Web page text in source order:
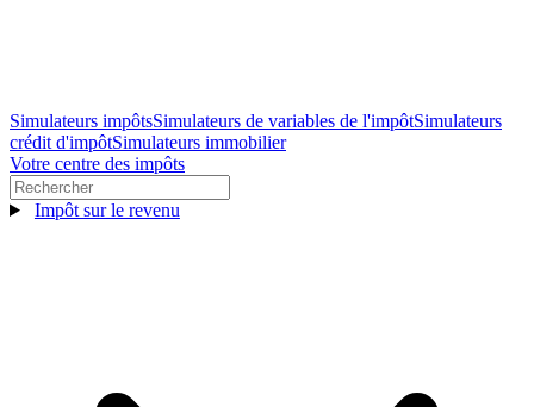
Simulateurs impôtsSimulateurs de variables de l'impôtSimulateurs
crédit d'impôtSimulateurs immobilier
Votre centre des impôts
Impôt sur le revenu